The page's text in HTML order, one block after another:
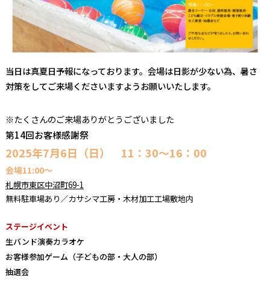
当日は真夏日予報になっております。会場は日影が少ない為、暑さ
対策をしてご来場くださいますようお願いいたします。
※たくさんのご来場ありがとうございました
第14回お客様感謝祭
2025年7月6日（日） 11：30～16：00
会場11:00〜
札幌市東区中沼町69-1
無料駐車場あり／カサシマ工房・木材加工工場敷地内
ステージイベント
生バンド演奏カラオケ
お客様参加ゲーム（子どもの部・大人の部）
抽選会